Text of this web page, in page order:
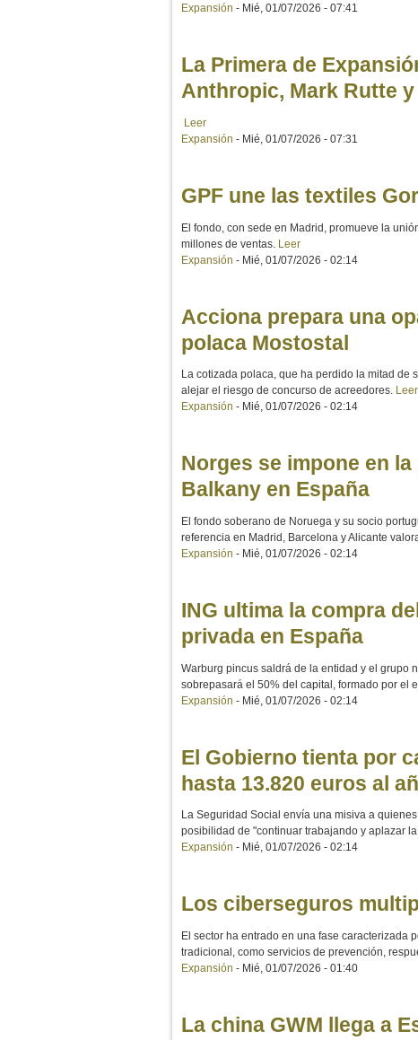
Expansión - Mié, 01/07/2026 - 07:41
La Primera de
Anthropic, Mark Rutte y
Leer
Expansión - Mié, 01/07/2026 - 07:31
GPF une las textiles
El fondo, con sede en Madrid, promueve la
millones de ventas. Leer
Expansión - Mié, 01/07/2026 - 02:14
Acciona prepara una
polaca Mostostal
La cotizada polaca, que ha perdido la mitad
alejar el riesgo de concurso de acreedores. Leer
Expansión - Mié, 01/07/2026 - 02:14
Norges se impone en
Balkany en España
El fondo soberano de Noruega y su socio
referencia en Madrid, Barcelona y Alicante
Expansión - Mié, 01/07/2026 - 02:14
ING ultima la compra
privada en España
Warburg pincus saldrá de la entidad y el grupo
sobrepasará el 50% del capital, formado por el
Expansión - Mié, 01/07/2026 - 02:14
El Gobierno tienta por
hasta 13.820 euros al
La Seguridad Social envía una misiva a
posibilidad de "continuar trabajando y aplazar
Expansión - Mié, 01/07/2026 - 02:14
Los ciberseguros
El sector ha entrado en una fase caracterizada
tradicional, como servicios de prevención,
Expansión - Mié, 01/07/2026 - 01:40
La china GWM llega a